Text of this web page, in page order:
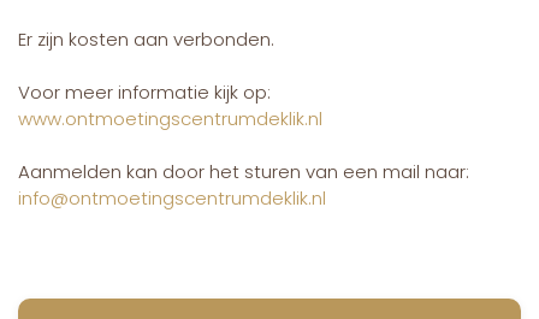
Er zijn kosten aan verbonden.
Voor meer informatie kijk op:
www.ontmoetingscentrumdeklik.nl
Aanmelden kan door het sturen van een mail naar:
info@ontmoetingscentrumdeklik.nl